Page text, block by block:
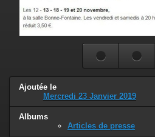
Ajoutée le
Mercredi 23 Janvier 2019
Albums
Articles de presse